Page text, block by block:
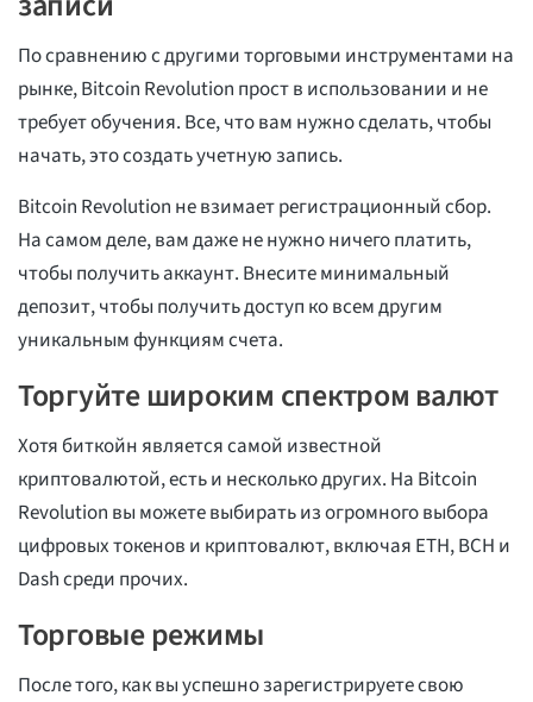
По сравнению с другими торговыми инструментами на
рынке, Bitcoin Revolution прост в использовании и не
требует обучения. Все, что вам нужно сделать, чтобы
начать, это создать учетную запись.
Bitcoin Revolution не взимает регистрационный сбор.
На самом деле, вам даже не нужно ничего платить,
чтобы получить аккаунт. Внесите минимальный
депозит, чтобы получить доступ ко всем другим
уникальным функциям счета.
Торгуйте широким спектром валют
Хотя биткойн является самой известной
криптовалютой, есть и несколько других. На Bitcoin
Revolution вы можете выбирать из огромного выбора
цифровых токенов и криптовалют, включая ETH, BCH и
Dash среди прочих.
Торговые режимы
После того, как вы успешно зарегистрируете свою